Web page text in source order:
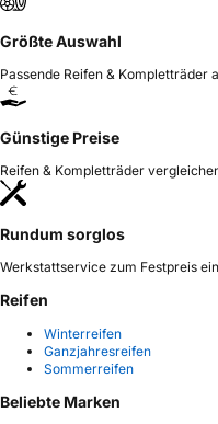
Größte Auswahl
Passende Reifen & Kompletträder
Günstige Preise
Reifen & Kompletträder
Rundum sorglos
Werkstattservice zum Festpreis
Reifen
Winterreifen
Ganzjahresreifen
Sommerreifen
Beliebte Marken